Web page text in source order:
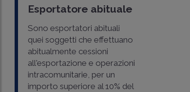
Esportatore abituale
Sono esportatori abituali
quei soggetti che effettuano
abitualmente cessioni
all'esportazione e operazioni
intracomunitarie, per un
importo superiore al 10% del